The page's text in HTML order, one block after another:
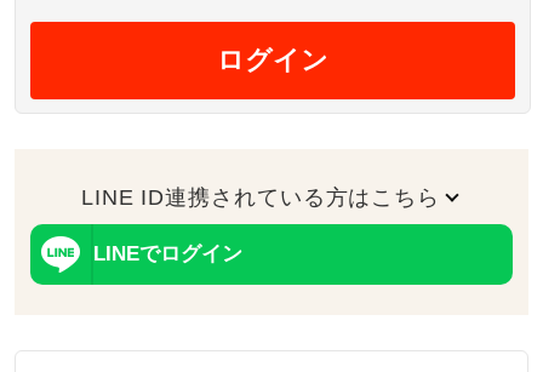
ログイン
LINE ID連携されている方はこちら
LINEでログイン